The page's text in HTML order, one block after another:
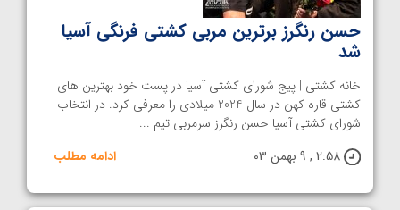
حسن رنگرز برترین مربی کشتی فرنگی آسیا
شد
خانه کشتی | پیج شورای کشتی آسیا در پست خود بهترین های
کشتی قاره کهن در سال 2024 میلادی را معرفی کرد. در انتخاب
شورای کشتی آسیا حسن رنگرز سرمربی تیم ...
2:58 , 9 بهمن 03
ادامه مطلب